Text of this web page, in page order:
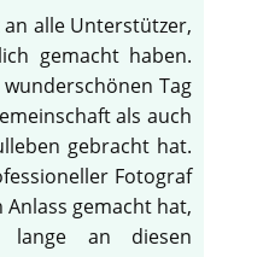
alle Unterstützer,
gemacht haben.
Tag
als auch
gebracht hat.
Fotograf
gemacht hat,
lange an diesen